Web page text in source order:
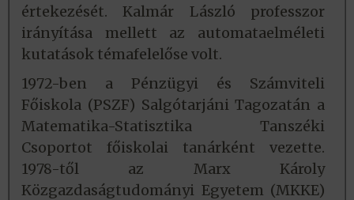
értekezését. Kalmár László professzor
irányítása mellett az automataelméleti
kutatások témafelelőse volt.
1972-ben a Pénzügyi és Számviteli
Főiskola (PSZF) Salgótarjáni Tagozatán a
Matematika-Statisztika Tanszéki
Csoportot főiskolai tanárként vezette.
1978-től az Marx Károly
Közgazdaságtudományi Egyetem (MKKE)